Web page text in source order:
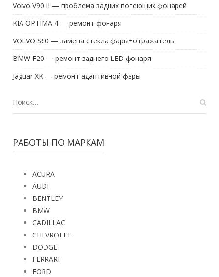
Volvo V90 II — проблема задних потеющих фонарей
KIA OPTIMA 4 — ремонт фонаря
VOLVO S60 — замена стекла фары+отражатель
BMW F20 — ремонт заднего LED фонаря
Jaguar XK — ремонт адаптивной фары
РАБОТЫ ПО МАРКАМ
ACURA
AUDI
BENTLEY
BMW
CADILLAC
CHEVROLET
DODGE
FERRARI
FORD